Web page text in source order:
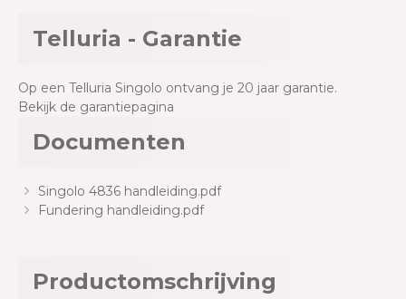
Telluria - Garantie
Op een Telluria Singolo ontvang je 20 jaar garantie.
Bekijk de garantiepagina
Documenten
Singolo 4836 handleiding.pdf
Fundering handleiding.pdf
Productomschrijving